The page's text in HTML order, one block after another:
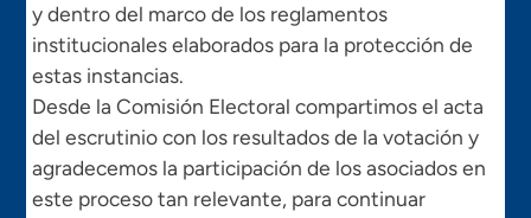
y dentro del marco de los reglamentos
institucionales elaborados para la protección de
estas instancias.
Desde la Comisión Electoral compartimos el acta
del escrutinio con los resultados de la votación y
agradecemos la participación de los asociados en
este proceso tan relevante, para continuar